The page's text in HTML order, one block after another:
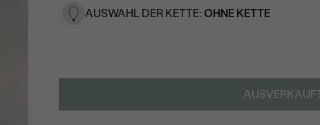
AUSWAHL DER KETTE: OHNE KETTE